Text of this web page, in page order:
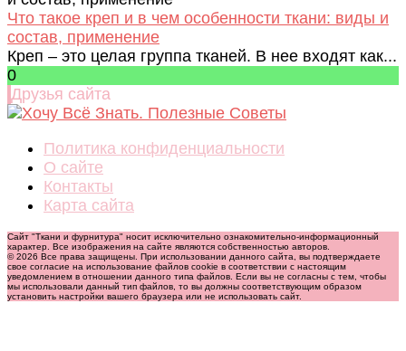
Что такое креп и в чем особенности ткани: виды и
состав, применение
Креп – это целая группа тканей. В нее входят как...
0
Друзья сайта
Политика конфиденциальности
О сайте
Контакты
Карта сайта
Сайт "Ткани и фурнитура" носит исключительно ознакомительно-информационный
характер. Все изображения на сайте являются собственностью авторов.
© 2026 Все права защищены. При использовании данного сайта, вы подтверждаете
свое согласие на использование файлов cookie в соответствии с настоящим
уведомлением в отношении данного типа файлов. Если вы не согласны с тем, чтобы
мы использовали данный тип файлов, то вы должны соответствующим образом
установить настройки вашего браузера или не использовать сайт.